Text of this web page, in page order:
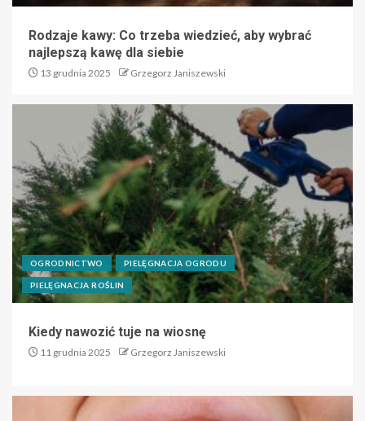
Rodzaje kawy: Co trzeba wiedzieć, aby wybrać
najlepszą kawę dla siebie
13 grudnia 2025 Grzegorz Janiszewski
OGRODNICTWO PIELĘGNACJA OGRODU
PIELĘGNACJA ROŚLIN
Kiedy nawozić tuje na wiosnę
11 grudnia 2025 Grzegorz Janiszewski